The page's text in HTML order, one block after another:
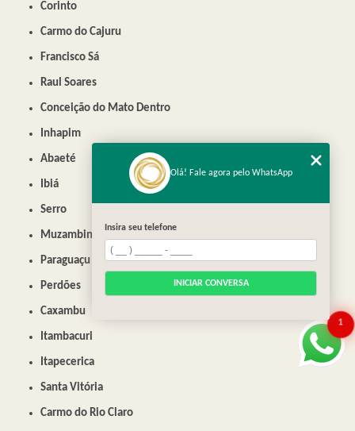
Corinto
Carmo do Cajuru
Francisco Sá
Raul Soares
Conceição do Mato Dentro
Inhapim
Abaeté
Ibiá
Serro
Muzambinho
Paraguaçu
Perdões
Caxambu
Itambacuri
Itapecerica
Santa Vitória
Carmo do Rio Claro
1
Olá! Fale agora pelo WhatsApp
Insira seu telefone
INICIAR CONVERSA